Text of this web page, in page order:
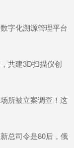
字化溯源管理平台
共建3D扫描仪创
所被立案调查！这
总司令是80后，俄